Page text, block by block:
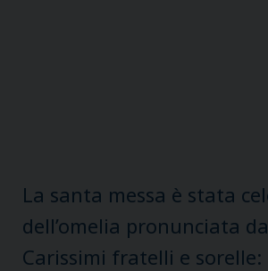
La santa messa è stata
dell’omelia pronunciata
Carissimi fratelli e sorelle: